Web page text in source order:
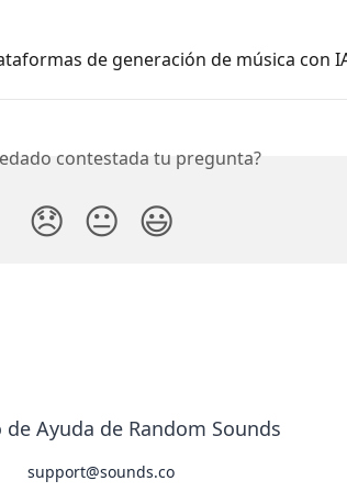
de generación de música con
contestada tu pregunta?
😞 😐 😃
support@sounds.co